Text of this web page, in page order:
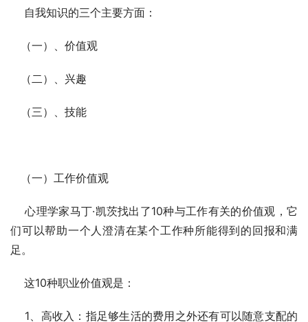
自我知识的三个主要方面：
（一）、价值观
（二）、兴趣
（三）、技能
（一）工作价值观
心理学家马丁·凯茨找出了10种与工作有关的价值观，它
们可以帮助一个人澄清在某个工作种所能得到的回报和满
足。
这10种职业价值观是：
1、高收入：指足够生活的费用之外还有可以随意支配的